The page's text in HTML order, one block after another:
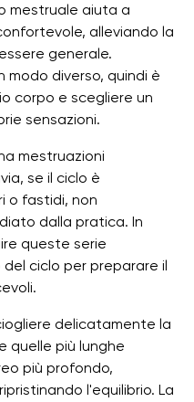
mestruale aiuta a
alleviando la
generale.
modo diverso, quindi è
corpo e scegliere un
sensazioni.
mestruazioni
se il ciclo è
o fastidi, non
dalla pratica. In
queste serie
ciclo per preparare il
delicatamente la
quelle più lunghe
più profondo,
l'equilibrio. La